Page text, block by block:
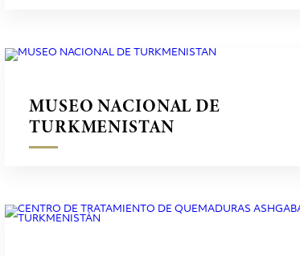
MUSEO NACIONAL DE
TURKMENISTAN